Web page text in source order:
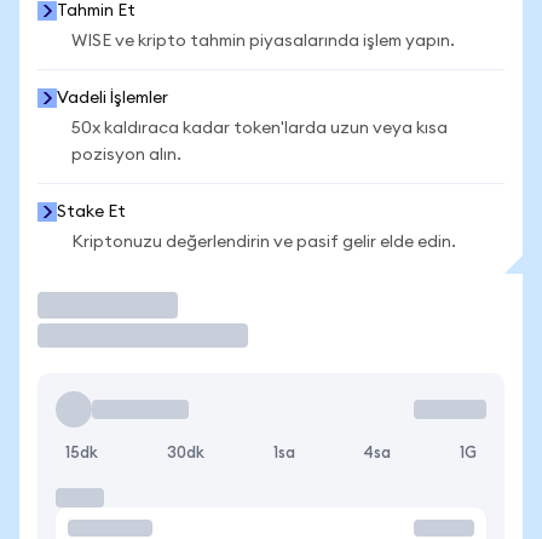
Tahmin Et
WISE ve kripto tahmin piyasalarında işlem yapın.
Vadeli İşlemler
50x kaldıraca kadar token'larda uzun veya kısa
pozisyon alın.
Stake Et
Kriptonuzu değerlendirin ve pasif gelir elde edin.
15dk 30dk 1sa 4sa 1G